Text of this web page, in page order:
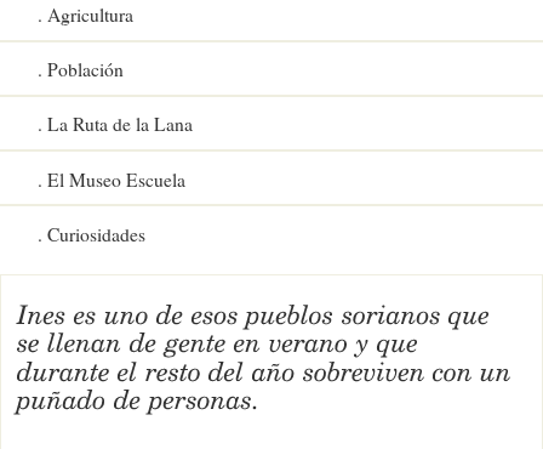
Agricultura
Población
La Ruta de la Lana
El Museo Escuela
Curiosidades